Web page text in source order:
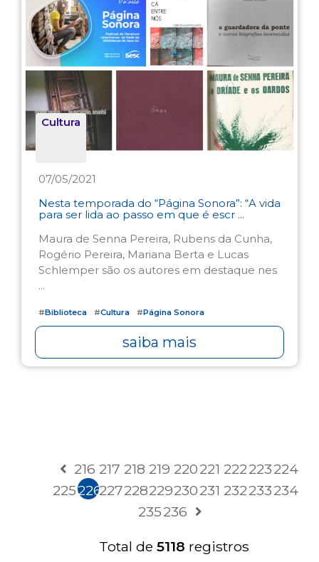
Cultura
07/05/2021
Nesta temporada do “Página Sonora”: “A vida
para ser lida ao passo em que é escr ...
Maura de Senna Pereira, Rubens da Cunha,
Rogério Pereira, Mariana Berta e Lucas
Schlemper são os autores em destaque nes
...
#Biblioteca #Cultura #Página Sonora
saiba mais
216 217 218 219 220221 222223224
225226227228229230231 232233234
235236
Total de 5118 registros